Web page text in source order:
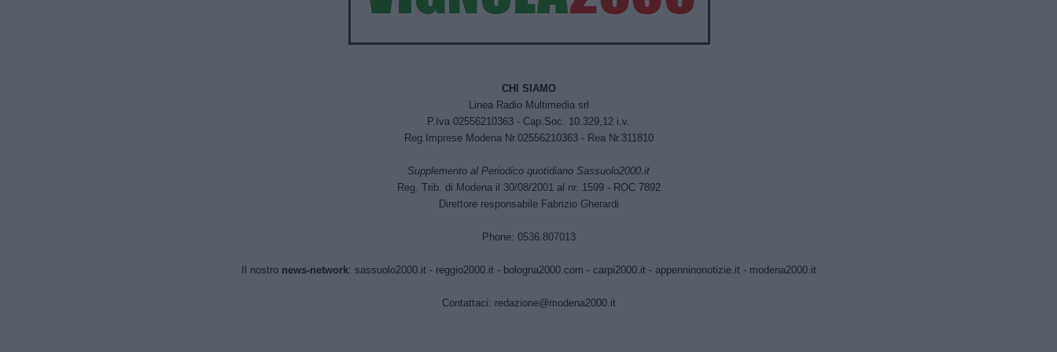
CHI SIAMO
Linea Radio Multimedia srl
P.Iva 02556210363 - Cap.Soc. 10.329,12 i.v.
Reg.Imprese Modena Nr.02556210363 - Rea Nr.311810
Supplemento al Periodico quotidiano Sassuolo2000.it
Reg. Trib. di Modena il 30/08/2001 al nr. 1599 - ROC 7892
Direttore responsabile Fabrizio Gherardi
Phone: 0536.807013
Il nostro news-network: sassuolo2000.it- reggio2000.it - bologna2000.com - carpi2000.it- appenninonotizie.it- modena2000.it
Contattaci: redazione@modena2000.it